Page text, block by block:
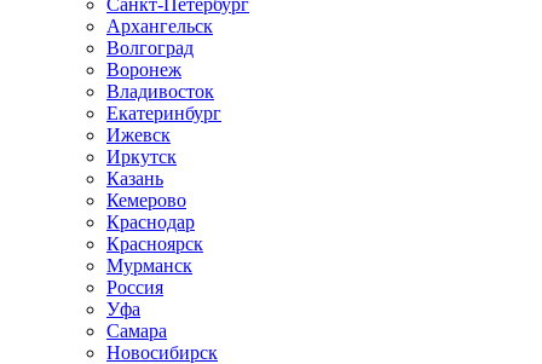
Санкт-Петербург
Архангельск
Волгоград
Воронеж
Владивосток
Екатеринбург
Ижевск
Иркутск
Казань
Кемерово
Краснодар
Красноярск
Мурманск
Россия
Уфа
Самара
Новосибирск